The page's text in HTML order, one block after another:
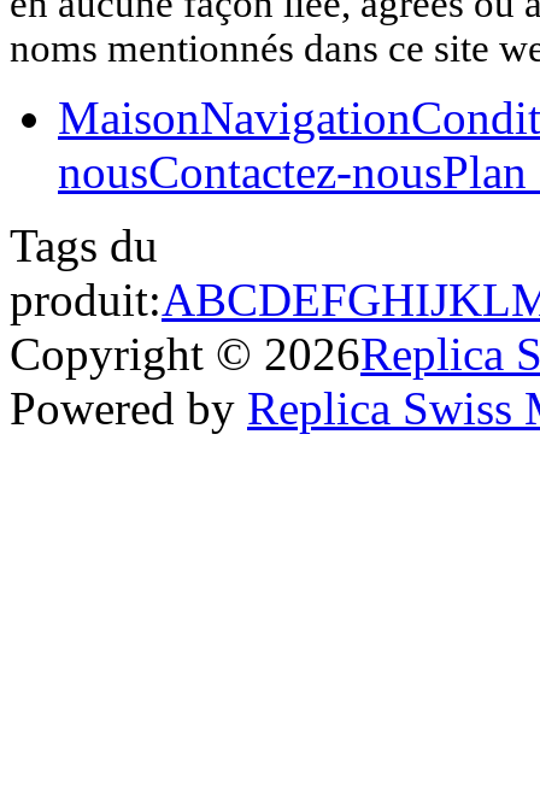
noms mentionnés dans ce site
MaisonNavigation
nousContactez-nousPlan
Tags du
produit:ABCDEFGHIJKL
Copyright © 2026Replica
Powered by Replica Swiss